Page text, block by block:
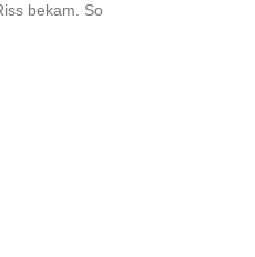
bekam. So